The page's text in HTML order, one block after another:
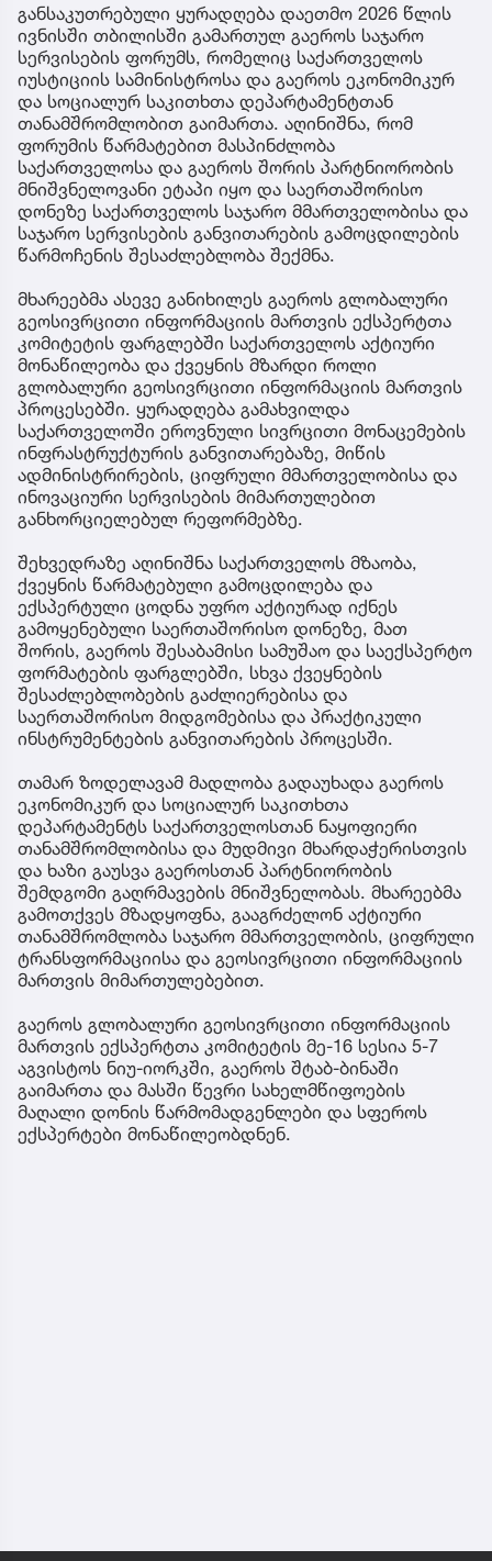
განსაკუთრებული ყურადღება დაეთმო 2026 წლის
ივნისში თბილისში გამართულ გაეროს საჯარო
სერვისების ფორუმს, რომელიც საქართველოს
იუსტიციის სამინისტროსა და გაეროს ეკონომიკურ
და სოციალურ საკითხთა დეპარტამენტთან
თანამშრომლობით გაიმართა. აღინიშნა, რომ
ფორუმის წარმატებით მასპინძლობა
საქართველოსა და გაეროს შორის პარტნიორობის
მნიშვნელოვანი ეტაპი იყო და საერთაშორისო
დონეზე საქართველოს საჯარო მმართველობისა და
საჯარო სერვისების განვითარების გამოცდილების
წარმოჩენის შესაძლებლობა შექმნა.
მხარეებმა ასევე განიხილეს გაეროს გლობალური
გეოსივრცითი ინფორმაციის მართვის ექსპერტთა
კომიტეტის ფარგლებში საქართველოს აქტიური
მონაწილეობა და ქვეყნის მზარდი როლი
გლობალური გეოსივრცითი ინფორმაციის მართვის
პროცესებში. ყურადღება გამახვილდა
საქართველოში ეროვნული სივრცითი მონაცემების
ინფრასტრუქტურის განვითარებაზე, მიწის
ადმინისტრირების, ციფრული მმართველობისა და
ინოვაციური სერვისების მიმართულებით
განხორციელებულ რეფორმებზე.
შეხვედრაზე აღინიშნა საქართველოს მზაობა,
ქვეყნის წარმატებული გამოცდილება და
ექსპერტული ცოდნა უფრო აქტიურად იქნეს
გამოყენებული საერთაშორისო დონეზე, მათ
შორის, გაეროს შესაბამისი სამუშაო და საექსპერტო
ფორმატების ფარგლებში, სხვა ქვეყნების
შესაძლებლობების გაძლიერებისა და
საერთაშორისო მიდგომებისა და პრაქტიკული
ინსტრუმენტების განვითარების პროცესში.
თამარ ზოდელავამ მადლობა გადაუხადა გაეროს
ეკონომიკურ და სოციალურ საკითხთა
დეპარტამენტს საქართველოსთან ნაყოფიერი
თანამშრომლობისა და მუდმივი მხარდაჭერისთვის
და ხაზი გაუსვა გაეროსთან პარტნიორობის
შემდგომი გაღრმავების მნიშვნელობას. მხარეებმა
გამოთქვეს მზადყოფნა, გააგრძელონ აქტიური
თანამშრომლობა საჯარო მმართველობის, ციფრული
ტრანსფორმაციისა და გეოსივრცითი ინფორმაციის
მართვის მიმართულებებით.
გაეროს გლობალური გეოსივრცითი ინფორმაციის
მართვის ექსპერტთა კომიტეტის მე-16 სესია 5-7
აგვისტოს ნიუ-იორკში, გაეროს შტაბ-ბინაში
გაიმართა და მასში წევრი სახელმწიფოების
მაღალი დონის წარმომადგენლები და სფეროს
ექსპერტები მონაწილეობდნენ.